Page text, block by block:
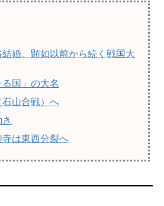
婚。顕如以前から続く戦国大
る国」の大名
山合戦）へ
は東西分裂へ